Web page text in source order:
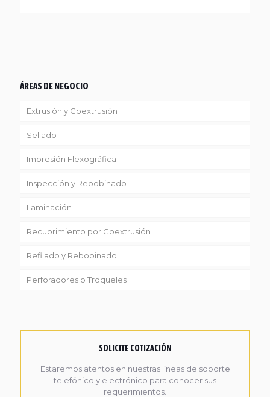
ÁREAS DE NEGOCIO
Extrusión y Coextrusión
Linea Reciclaje
Sellado
Impresión Flexográfica
Inspección y Rebobinado
Laminación
Recubrimiento por Coextrusión
Refilado y Rebobinado
Perforadores o Troqueles
SOLICITE COTIZACIÓN
Estaremos atentos en nuestras líneas de soporte
telefónico y electrónico para conocer sus
requerimientos.